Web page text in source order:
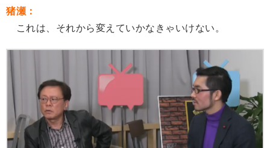
猪瀬：
これは、それから変えていかなきゃいけない。